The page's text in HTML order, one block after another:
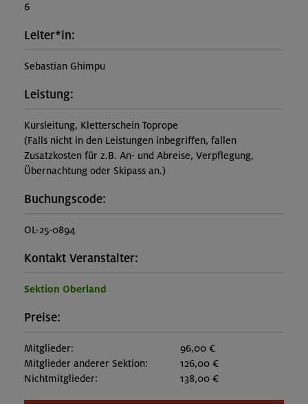
6
Leiter*in:
Sebastian Ghimpu
Leistung:
Kursleitung, Kletterschein Toprope
(Falls nicht in den Leistungen inbegriffen, fallen
Zusatzkosten für z.B. An- und Abreise, Verpflegung,
Übernachtung oder Skipass an.)
Buchungscode:
OL-25-0894
Kontakt Veranstalter:
Sektion Oberland
Preise:
Mitglieder:
96,00 €
Mitglieder anderer Sektion:
126,00 €
Nichtmitglieder:
138,00 €